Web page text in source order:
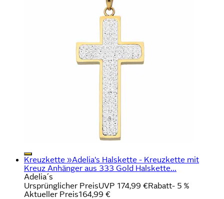
Kreuzkette »Adelia's Halskette - Kreuzkette mit
Kreuz Anhänger aus 333 Gold Halskette...
Adelia´s
Ursprünglicher PreisUVP 174,99 €Rabatt- 5 %
Aktueller Preis164,99 €